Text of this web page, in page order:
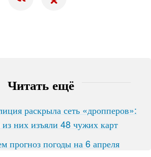
Читать ещё
раскрыла сеть «дропперов»:
них изъяли 48 чужих карт
прогноз погоды на 6 апреля